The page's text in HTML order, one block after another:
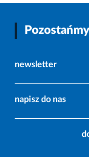
newsletter
napisz do nas